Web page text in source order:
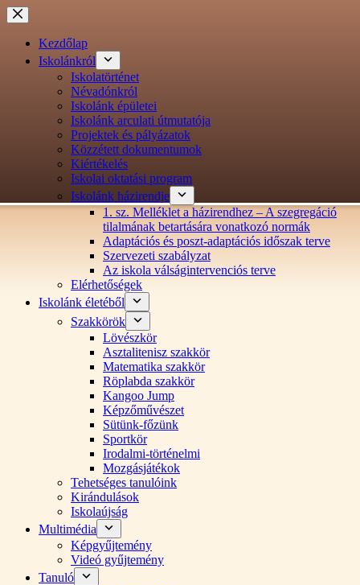
Ugrás
a
tartalomraKezdőlap
Iskolánkról
Iskolatörténet
Névadónkról
Iskolánk épületei
Iskolánk arculati útmutatója
Projektek és pályázatok
Közzétett dokumentumok
Kiértékelés
Iskolai oktatási program
Iskolánk házirendje
1. sz. Melléklet a házirendhez – A szegregáció
tilalmának betartására vonatkozó normák
Adaptációs és poszt-adaptációs időszak terve
Szervezeti szabályzat
Az iskola válságintervenciós terve
Elérhetőségek
Iskolánk életéből
Szakkörök
Lövészkör
Asztalitenisz szakkör
Matematika szakkör
Röplabda szakkör
Kangoo Jump
Képzőművészet
Sütünk-főzünk
Sportkör
Irodalmi-történelmi
Mozgásjátékok
Tehetséges tanulóink
Kirándulások
Iskolaújság
Multimédia
Képgyűjtemény
Videó gyűjtemény
Tanuló